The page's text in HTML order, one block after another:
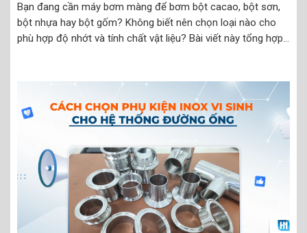
Bạn đang cần máy bơm màng để bơm bột cacao, bột sơn,
bột nhựa hay bột gốm? Không biết nên chọn loại nào cho
phù hợp độ nhớt và tính chất vật liệu? Bài viết này tổng hợp